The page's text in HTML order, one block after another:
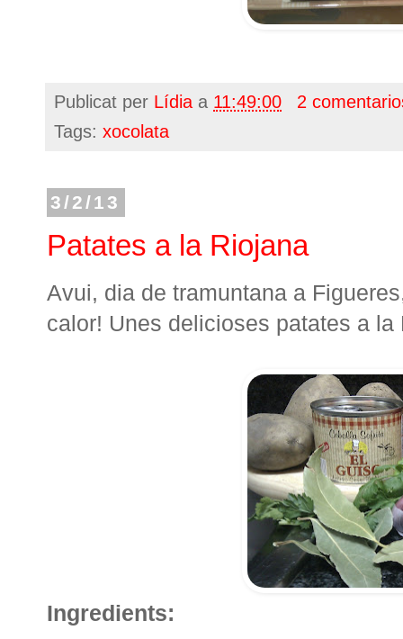
Publicat per Lídia a 11:49:00
2
Tags: xocolata
3/2/13
Patates a la Riojana
Avui, dia de tramuntana a
calor! Unes delicioses patates a la
Ingredients: